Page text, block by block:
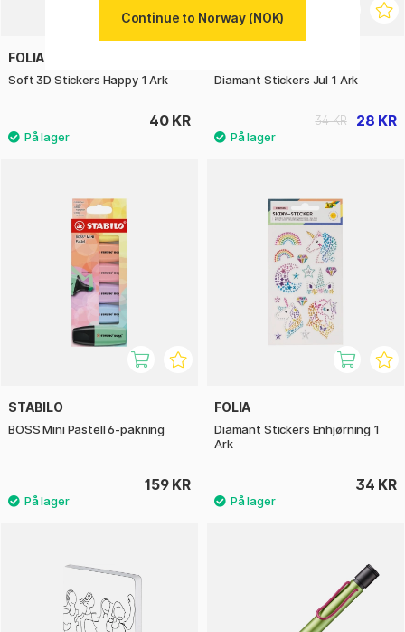
FOLIA
Soft 3D Stickers Happy 1 Ark
40 KR
Diamant Stickers Jul 1 Ark
28 KR
34 KR
STABILO
BOSS Mini Pastell 6-pakning
159 KR
FOLIA
Diamant Stickers Enhjørning 1
Ark
34 KR
Continue to Norway (NOK)